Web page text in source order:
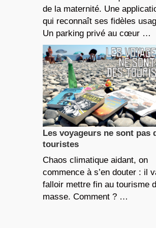
de la maternité. Une
qui reconnaît ses fidèles
Un parking privé au cœur …
Les voyageurs ne sont pas
touristes
Chaos climatique aidant, on
commence à s’en douter : il
falloir mettre fin au tourisme
masse. Comment ? …